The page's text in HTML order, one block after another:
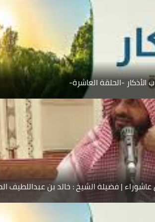
الأذكار -الحلقة العاشرة-
| فضيلة الشيخ : خالد بن عبداللطيف